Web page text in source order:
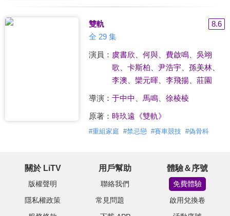
雙軌
8.6
全 29 集
演員： 虞書欣 何與、 費啟鳴、 吳翊
歌
卡斯柏 尹浩宇、 孫美林、
李澳
欒元暉、 李飛揚、 莊園
導演： 于中中 馬鳴、 徐棱棱
原著： 時玖遠《雙軌》
#重組家庭 #禁忌戀 #賽車競技 #偽骨科
關於 LiTV
版權聲明
隱私權政策
用戶幫助
聯絡我們
常見問題
體驗＆序號
免費體驗
啟用兌換卷